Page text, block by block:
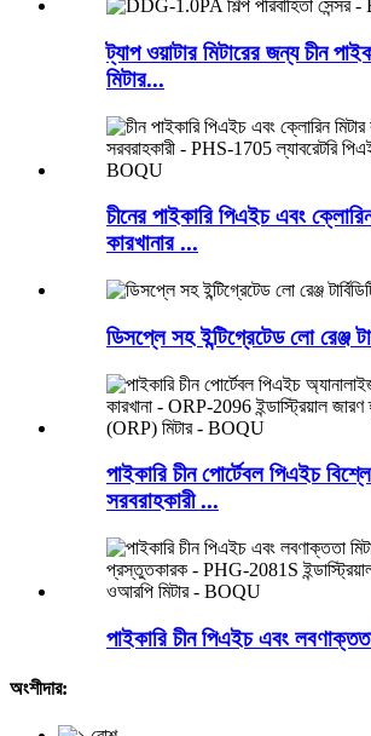
ট্যাপ ওয়াটার মিটারের জন্য চীন
মিটার...
চীনের পাইকারি পিএইচ এবং
কারখানার ...
ডিসপ্লে সহ ইন্টিগ্রেটেড লো রেঞ্জ
পাইকারি চীন পোর্টেবল পিএইচ
সরবরাহকারী ...
পাইকারি চীন পিএইচ এবং
অংশীদার: